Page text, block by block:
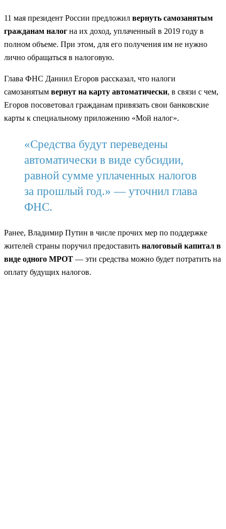
11 мая президент России предложил вернуть самозанятым
гражданам налог на их доход, уплаченный в 2019 году в
полном объеме. При этом, для его получения им не нужно
лично обращаться в налоговую.
Глава ФНС Даниил Егоров рассказал, что налоги
самозанятым вернут на карту автоматически, в связи с чем,
Егоров посоветовал гражданам привязать свои банковские
карты к специальному приложению «Мой налог».
«Средства будут переведены
автоматически в виде субсидии,
равной сумме уплаченных налогов
за прошлый год.» — уточнил глава
ФНС.
Ранее, Владимир Путин в числе прочих мер по поддержке
жителей страны поручил предоставить налоговый капитал в
виде одного МРОТ — эти средства можно будет потратить на
оплату будущих налогов.